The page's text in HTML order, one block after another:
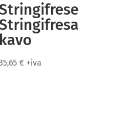
kavo
€ +iva